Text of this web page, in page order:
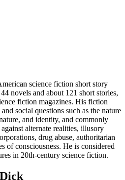
science fiction short story
novels and about 121 short stories,
fiction magazines. His fiction
social questions such as the nature
and identity, and commonly
alternate realities, illusory
drug abuse, authoritarian
of consciousness. He is considered
in 20th-century science fiction.